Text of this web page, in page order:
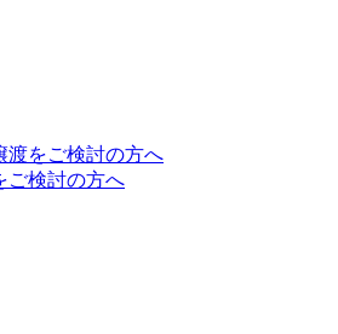
渡をご検討の方へ
ご検討の方へ